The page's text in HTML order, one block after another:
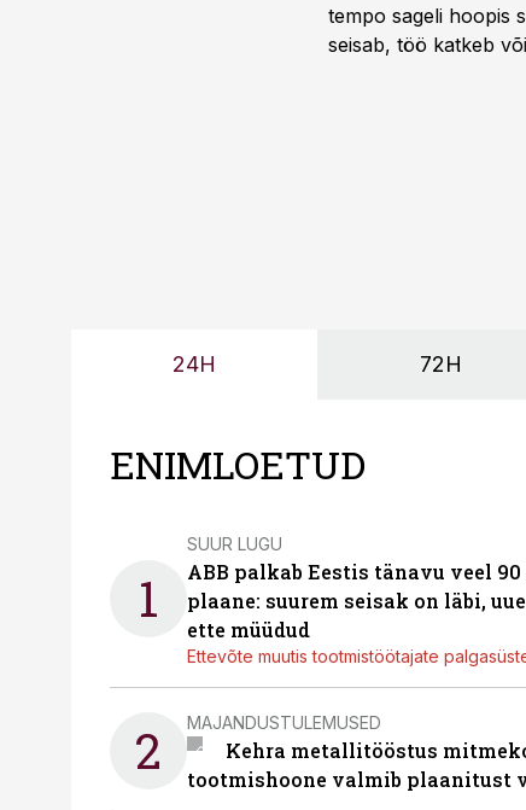
tempo sageli hoopis
seisab, töö katkeb
24H 72H
ENIMLOETUD
1
SUUR LUGU
ABB palkab Eestis tänavu veel
plaane: suurem seisak on läbi,
ette müüdud
Ettevõte muutis tootmistöötajate
2 MAJANDUSTULEMUSED
Kehra metallitööstus
tootmishoone valmib plaanitust